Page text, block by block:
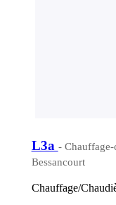
L3a -
Bessancourt
Chauffage/